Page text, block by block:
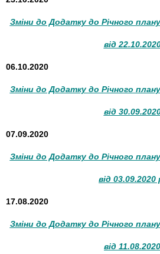
Зміни до Додатку до Річного плану
від
06.10.2020
Зміни до Додатку до Річного плану
від
07.09.2020
Зміни до Додатку до Річного плану
від 03.09.2020
17.08.2020
Зміни до Додатку до Річного плану
від 11.08.2020